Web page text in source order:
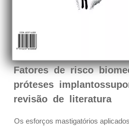
Fatores de risco
próteses
revisão de literatura
Os esforços mastigatórios